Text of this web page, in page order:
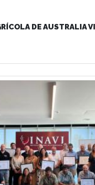
DE AUSTRALIA